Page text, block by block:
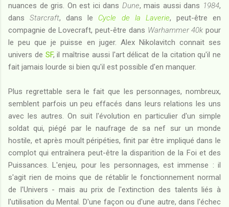
nuances de gris. On est ici dans Dune, mais aussi dans 1984,
dansStarcraft, dans le Cycle de la Laverie, peut-être en
compagnie de Lovecraft, peut-être dans Warhammer 40k pour
le peu que je puisse en juger. Alex Nikolavitch connait ses
univers de SF, il maîtrise aussi l'art délicat de la citation qu'il ne
fait jamais lourde si bien qu'il est possible d'en manquer.
Plus regrettable sera le fait que les personnages, nombreux,
semblent parfois un peu effacés dans leurs relations les uns
avec les autres. On suit l'évolution en particulier d'un simple
soldat qui, piégé par le naufrage de sa nef sur un monde
hostile, et après moult péripéties, finit par être impliqué dans le
complot qui entraînera peut-être la disparition de la Foi et des
Puissances. L'enjeu, pour les personnages, est immense : il
s'agit rien de moins que de rétablir le fonctionnement normal
de l'Univers - mais au prix de l'extinction des talents liés à
l'utilisation du Mental. D'une façon ou d'une autre, dans l'échec